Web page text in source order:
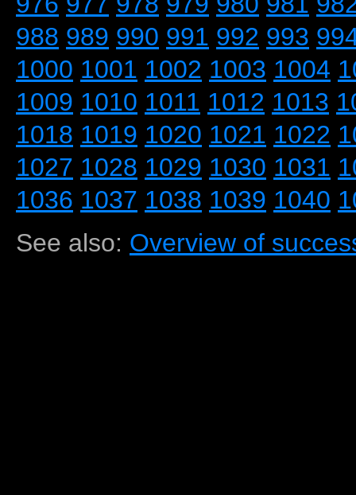
988 989 990 991 992 993
1000 1001 1002 1003 1004
1009 1010 1011 1012 1013
1018 1019 1020 1021 1022
1027 1028 1029 1030 1031
1036 1037 1038 1039 1040
See also: Overview of